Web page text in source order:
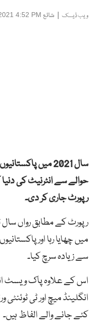
ویب ڈیسک | شائع 4:52 PM
سال 2021 میں
حوالے سے انٹرنیٹ کی
رپورٹ جاری کر دی۔
رپورٹ کے مطابق رواں
میں چھایا رہا اور
سے زیادہ سرچ کیا۔
اس کے علاوہ پاک ویسٹ
انگلینڈ میچ اور ٹی
کئے جانے والے الفاظ ہیں۔